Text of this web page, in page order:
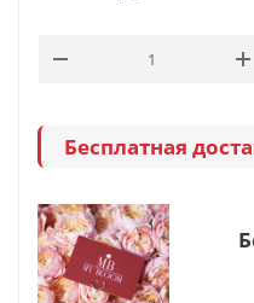
Бесплатная